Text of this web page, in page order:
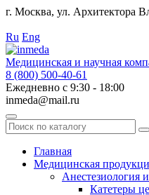
г. Москва, ул. Архитектора
Ru Eng
Медицинская и научная
8 (800) 500-40-61
Ежедневно с 9:30 - 18:00
inmeda@mail.ru
Поиск
по
каталогуГлавная
Медицинская
Анестезиология
Катетеры